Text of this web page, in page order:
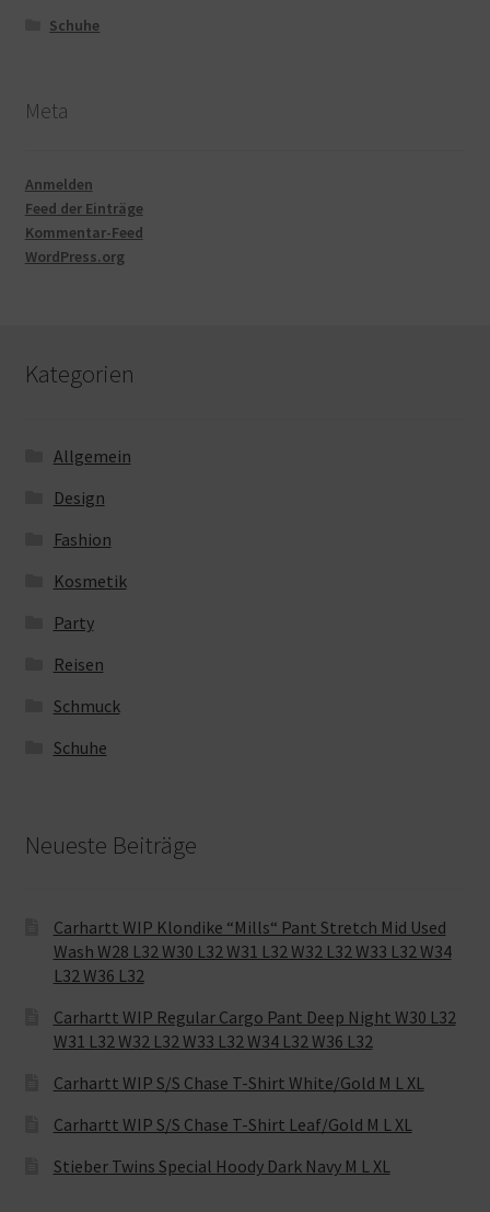
Schuhe
Meta
Anmelden
Feed der Einträge
Kommentar-Feed
WordPress.org
Kategorien
Allgemein
Design
Fashion
Kosmetik
Party
Reisen
Schmuck
Schuhe
Neueste Beiträge
Carhartt WIP Klondike “Mills“ Pant Stretch Mid Used
Wash W28 L32 W30 L32 W31 L32 W32 L32 W33 L32 W34
L32 W36 L32
Carhartt WIP Regular Cargo Pant Deep Night W30 L32
W31 L32 W32 L32 W33 L32 W34 L32 W36 L32
Carhartt WIP S/S Chase T-Shirt White/Gold M L XL
Carhartt WIP S/S Chase T-Shirt Leaf/Gold M L XL
Stieber Twins Special Hoody Dark Navy M L XL